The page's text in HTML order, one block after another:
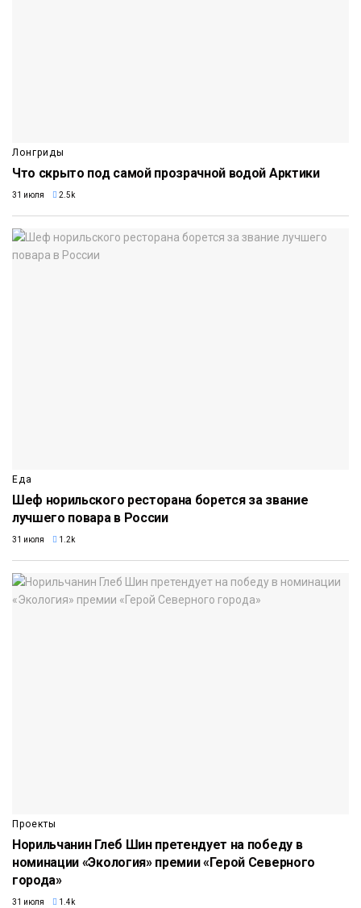
Лонгриды
Что скрыто под самой прозрачной водой Арктики
31 июля 2.5k
Еда
Шеф норильского ресторана борется за звание
лучшего повара в России
31 июля 1.2k
Проекты
Норильчанин Глеб Шин претендует на победу в
номинации «Экология» премии «Герой Северного
города»
31 июля 1.4k